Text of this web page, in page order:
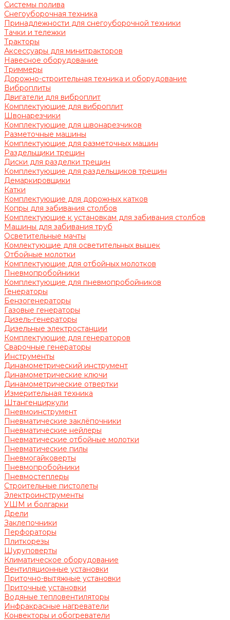
Системы полива
Снегоуборочная техника
Принадлежности для снегоуборочной техники
Тачки и тележки
Тракторы
Аксессуары для минитракторов
Навесное оборудование
Триммеры
Дорожно-строительная техника и оборудование
Виброплиты
Двигатели для виброплит
Комплектующие для виброплит
Швонарезчики
Комплектующие для швонарезчиков
Разметочные машины
Комплектующие для разметочных машин
Раздельщики трещин
Диски для разделки трещин
Комплектующие для раздельщиков трещин
Демаркировщики
Катки
Комплектующие для дорожных катков
Копры для забивания столбов
Комплектующие к установкам для забивания столбов
Машины для забивания труб
Осветительные мачты
Комлектующие для осветительных вышек
Отбойные молотки
Комплектующие для отбойных молотков
Пневмопробойники
Комплектующие для пневмопробойников
Генераторы
Бензогенераторы
Газовые генераторы
Дизель-генераторы
Дизельные электростанции
Комплектующие для генераторов
Сварочные генераторы
Инструменты
Динамометрический инструмент
Динамометрические ключи
Динамометрические отвертки
Измерительная техника
Штангенциркули
Пневмоинструмент
Пневматические заклёпочники
Пневматические нейлеры
Пневматические отбойные молотки
Пневматические пилы
Пневмогайковерты
Пневмопробойники
Пневмостеплеры
Строительные пистолеты
Электроинструменты
УШМ и болгарки
Дрели
Заклепочники
Перфораторы
Плиткорезы
Шуруповерты
Климатическое оборудование
Вентиляционные установки
Приточно-вытяжные установки
Приточные установки
Водяные тепловентиляторы
Инфракрасные нагреватели
Конвекторы и обогреватели